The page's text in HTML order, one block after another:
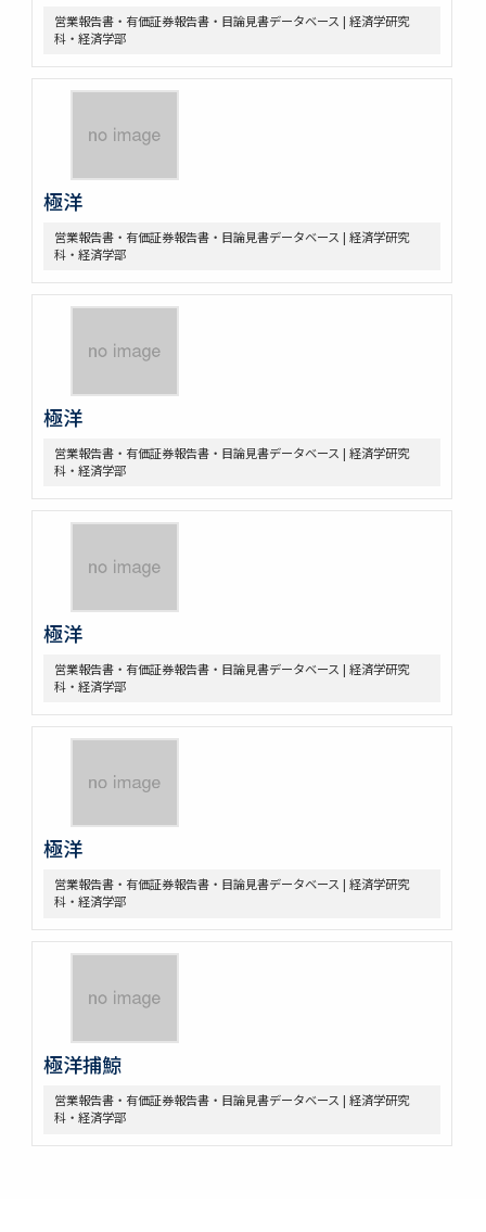
営業報告書・有価証券報告書・目論見書データベース | 経済学研究
科・経済学部
極洋
営業報告書・有価証券報告書・目論見書データベース | 経済学研究
科・経済学部
極洋
営業報告書・有価証券報告書・目論見書データベース | 経済学研究
科・経済学部
極洋
営業報告書・有価証券報告書・目論見書データベース | 経済学研究
科・経済学部
極洋
営業報告書・有価証券報告書・目論見書データベース | 経済学研究
科・経済学部
極洋捕鯨
営業報告書・有価証券報告書・目論見書データベース | 経済学研究
科・経済学部